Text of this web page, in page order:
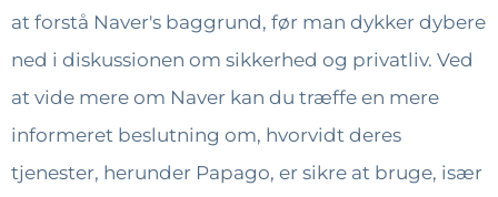
at forstå Naver's baggrund, før man dykker dybere
ned i diskussionen om sikkerhed og privatliv. Ved
at vide mere om Naver kan du træffe en mere
informeret beslutning om, hvorvidt deres
tjenester, herunder Papago, er sikre at bruge, især